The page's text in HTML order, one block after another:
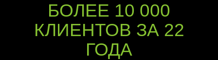
БОЛЕЕ 10 000
КЛИЕНТОВ ЗА 22
ГОДА